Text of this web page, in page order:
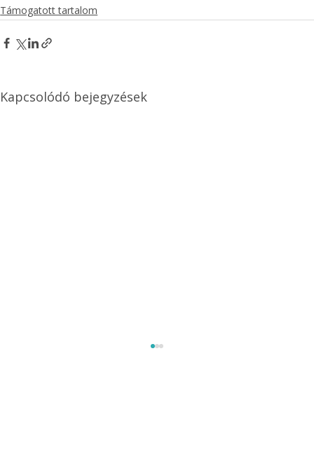
Támogatott tartalom
Kapcsolódó bejegyzések